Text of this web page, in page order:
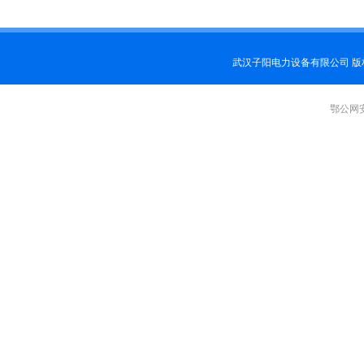
武汉子阳电力设备有限公司
鄂公网